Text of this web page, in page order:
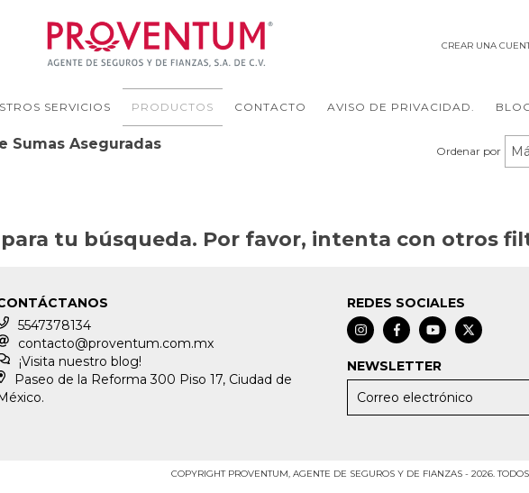
CREAR UNA
SERVICIOS PRODUCTOS CONTACTO AVISO DE PRIVACIDAD.
Sumas Aseguradas Ordenar por
tu búsqueda. Por favor, intenta con otros
5547378134
contacto@proventum.com.mx
¡Visita nuestro blog!
Paseo de la Reforma 300 Piso 17, Ciudad de
REDES SOCIALES
NEWSLETTER
COPYRIGHT PROVENTUM, AGENTE DE SEGUROS Y DE FIANZAS - 2026.